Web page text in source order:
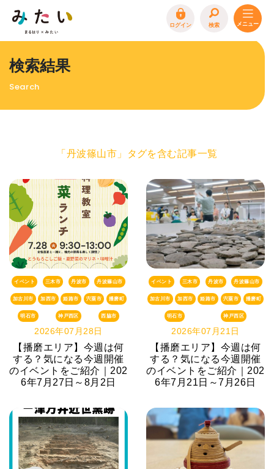
ログイン 検索
特集
まるはり×みたい お問合わせ イベント情報募集
サイトポリシー プライバシーポリシー 運営会社
FAQ
検索結果
Search
「丹波篠山市」タグを含む記事一覧
イベント 三木市 丹波市 丹波篠山市
加古川市 加西市 姫路市 宍粟市 播磨町
明石市 神戸西区 西脇市
2026年07月28日
【播磨エリア】今週は何
する？気になる今週開催
のイベントをご紹介｜202
6年7月27日～8月2日
イベント 三木市 丹波市 丹波篠山市
加古川市 加西市 姫路市 宍粟市 播磨町
明石市 神戸西区
2026年07月21日
【播磨エリア】今週は何
する？気になる今週開催
のイベントをご紹介｜202
6年7月21日～7月26日